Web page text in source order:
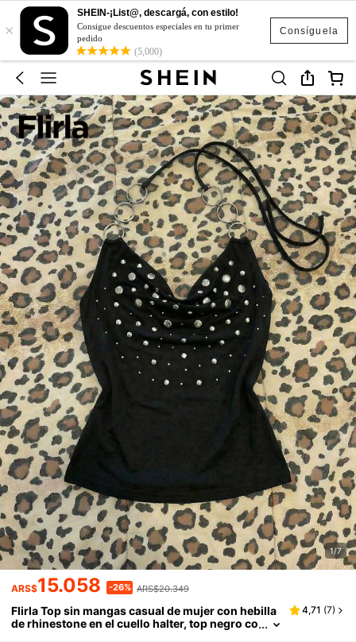
Consíguela
×
SHEIN-¡List@, descargá, con estilo!
Consigue descuentos especiales en tu primer
pedido
(5,000)
1/7
ARS$15.058 -26% ARS$20.349
Flirla Top sin mangas casual de mujer con hebilla
de rhinestone en el cuello halter, top negro co
4,71 (7)